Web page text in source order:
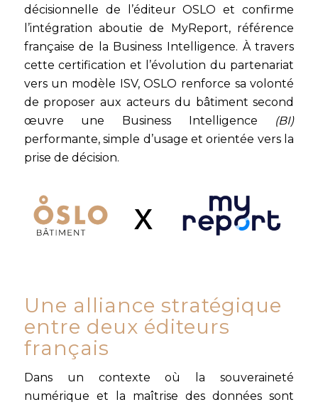
décisionnelle de l’éditeur OSLO et confirme
l’intégration aboutie de MyReport, référence
française de la Business Intelligence. À travers
cette certification et l’évolution du partenariat
vers un modèle ISV, OSLO renforce sa volonté
de proposer aux acteurs du bâtiment second
œuvre une Business Intelligence (BI)
performante, simple d’usage et orientée vers la
prise de décision.
Une alliance stratégique
entre deux éditeurs
français
Dans un contexte où la souveraineté
numérique et la maîtrise des données sont